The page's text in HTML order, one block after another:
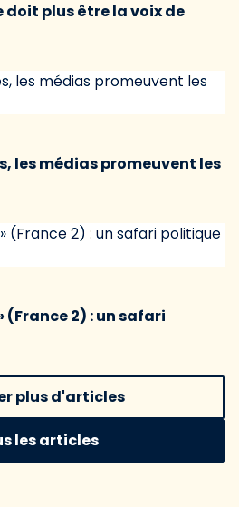
doit plus être la voix de
les médias promeuvent les
(France 2) : un safari
plus d'articles
les articles